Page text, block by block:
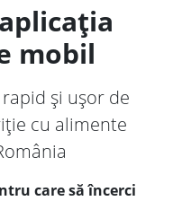
mobil
rapid și ușor de
cu alimente
care să încerci